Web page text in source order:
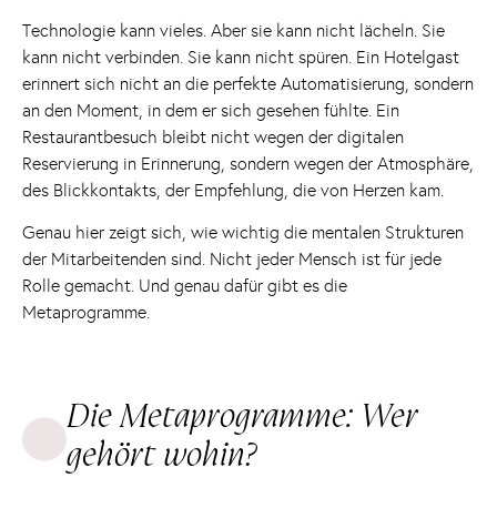
Technologie kann vieles. Aber sie kann nicht lächeln. Sie
kann nicht verbinden. Sie kann nicht spüren. Ein Hotelgast
erinnert sich nicht an die perfekte Automatisierung, sondern
an den Moment, in dem er sich gesehen fühlte. Ein
Restaurantbesuch bleibt nicht wegen der digitalen
Reservierung in Erinnerung, sondern wegen der Atmosphäre,
des Blickkontakts, der Empfehlung, die von Herzen kam.
Genau hier zeigt sich, wie wichtig die mentalen Strukturen
der Mitarbeitenden sind. Nicht jeder Mensch ist für jede
Rolle gemacht. Und genau dafür gibt es die
Metaprogramme.
Die Metaprogramme: Wer
gehört wohin?